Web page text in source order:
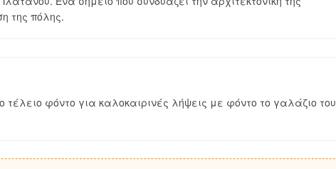
της πόλης.
φόντο για καλοκαιρινές λήψεις με φόντο το γαλάζιο του